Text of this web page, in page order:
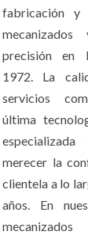
fabricación y
precisión en
1972. La
servicios
última
merecer la
clientela a lo
años. En